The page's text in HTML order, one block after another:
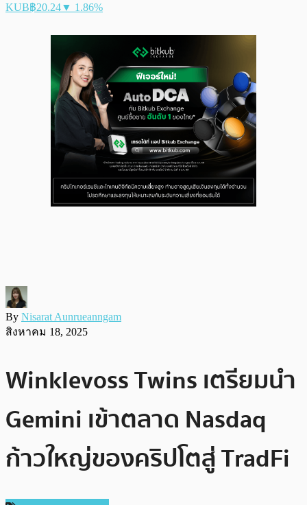
KUB฿20.24▼ 1.86%
By Nisarat Aunrueanngam
สิงหาคม 18, 2025
Winklevoss Twins เตรียมนำ
Gemini เข้าตลาด Nasdaq
ก้าวใหญ่ของคริปโตสู่ TradFi